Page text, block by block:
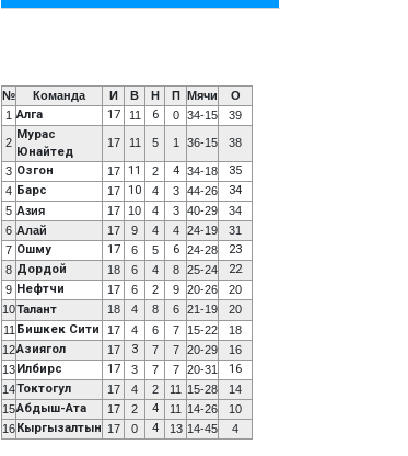
№ Команда И В Н П Мячи
О
1 Алга 17 11 6 0 34-15 39
2
Мурас
Юнайтед
17 11 5 1 36-15 38
3 Озгон 17 11 2 4 34-18 35
4 Барс 17 10 4 3 44-26 34
5 Азия 17 10 4 3 40-29
34
6 Алай 17 9 4 4 24-19
31
7 Ошму 17 6 5 6 24-28 23
8 Дордой 18 6 4 8 25-24 22
9 Нефтчи 17 6 2 9 20-26
20
10Талант 18 4 8 6 21-19
20
11 Бишкек Сити 17 4 6 7 15-22
18
12Азиягол 17 3 7 7 20-29
16
13 Илбирс 17 3 7 7 20-31 16
14Токтогул 17 4 2 11 15-28
14
15Абдыш-Ата 17 2 4 11 14-26
10
16 Кыргызалтын 17 0 4 13 14-45 4